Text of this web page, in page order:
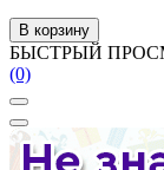
В корзину
БЫСТРЫЙ
(0)